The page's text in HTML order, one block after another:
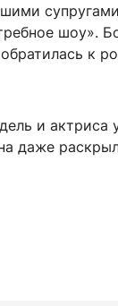
шоу».
к
и актриса
даже